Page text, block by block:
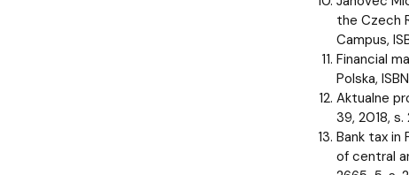
the Czech
Campus,
Financial
Polska,
Aktualne
39, 2018,
Bank tax
of central